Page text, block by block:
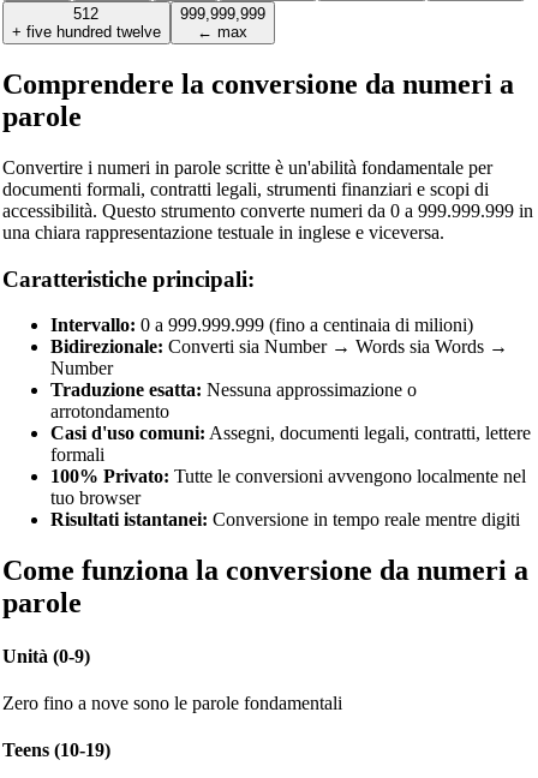
512
+ five hundred twelve
999,999,999
← max
Comprendere la conversione da numeri a
parole
Convertire i numeri in parole scritte è un'abilità fondamentale per
documenti formali, contratti legali, strumenti finanziari e scopi di
accessibilità. Questo strumento converte numeri da 0 a 999.999.999 in
una chiara rappresentazione testuale in inglese e viceversa.
Caratteristiche principali:
Intervallo: 0 a 999.999.999 (fino a centinaia di milioni)
Bidirezionale: Converti sia Number → Words sia Words →
Number
Traduzione esatta: Nessuna approssimazione o
arrotondamento
Casi d'uso comuni: Assegni, documenti legali, contratti, lettere
formali
100% Privato: Tutte le conversioni avvengono localmente nel
tuo browser
Risultati istantanei: Conversione in tempo reale mentre digiti
Come funziona la conversione da numeri a
parole
Unità (0-9)
Zero fino a nove sono le parole fondamentali
Teens (10-19)